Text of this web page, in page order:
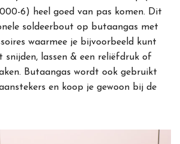
6) heel goed van pas komen. Dit
soldeerbout op butaangas met
waarmee je bijvoorbeeld kunt
snijden, lassen & een reliëfdruk of
Butaangas wordt ook gebruikt
en koop je gewoon bij de